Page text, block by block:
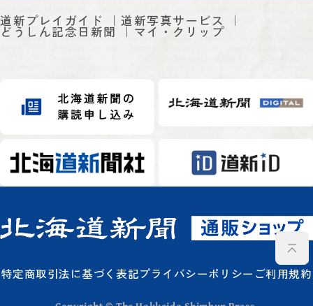
道新プレイガイド 道新写真サービス
どうしん記念日新聞 マイ・クリップ
特定商取引法に基づく表記プライバシーポリシー ご利用規約